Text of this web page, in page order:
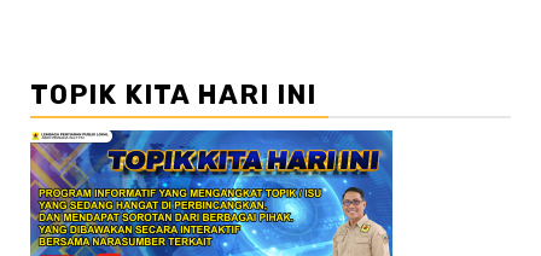
TOPIK KITA HARI INI